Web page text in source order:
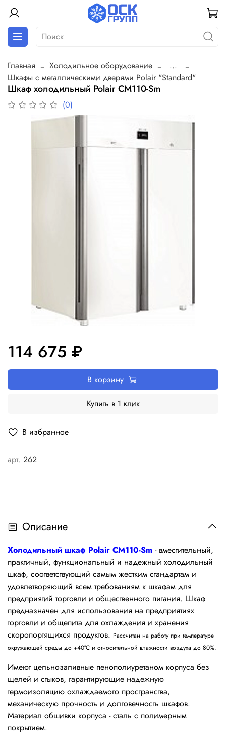
Главная Холодильное оборудование
...
Шкафы с металлическими дверями Polair "Standard"
Шкаф холодильный Polair СM110-Sm
(0)
В избранное
арт. 262
114 675 ₽
В корзину
Купить в 1 клик
Описание
Холодильный шкаф Polair CM110-Sm - вместительный,
практичный, функциональный и надежный холодильный
шкаф, соответствующий самым жестким стандартам и
удовлетворяющий всем требованиям к шкафам для
предприятий торговли и общественного питания. Шкаф
предназначен для использования на предприятиях
торговли и общепита для охлаждения и хранения
скоропортящихся продуктов. Рассчитан на работу при температуре
окружающей среды до +40°С и относительной влажности воздуха до 80%.
Имеют цельнозаливные пенополиуретаном корпуса без
щелей и стыков, гарантирующие надежную
термоизоляцию охлаждаемого пространства,
механическую прочность и долговечность шкафов.
Материал обшивки корпуса - сталь с полимерным
покрытием.